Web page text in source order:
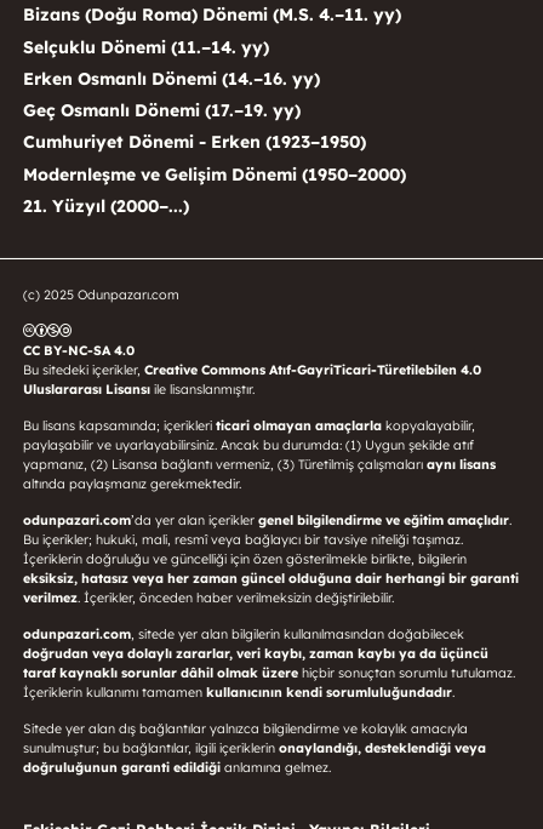
Bizans (Doğu Roma) Dönemi (M.S. 4.–11. yy)
Selçuklu Dönemi (11.–14. yy)
Erken Osmanlı Dönemi (14.–16. yy)
Geç Osmanlı Dönemi (17.–19. yy)
Cumhuriyet Dönemi - Erken (1923–1950)
Modernleşme ve Gelişim Dönemi (1950–2000)
21. Yüzyıl (2000–...)
(c) 2025 Odunpazarı.com
CC BY-NC-SA 4.0
Bu sitedeki içerikler, Creative Commons Atıf-GayriTicari-Türetilebilen 4.0
Uluslararası Lisansı ile lisanslanmıştır.
Bu lisans kapsamında; içerikleri ticari olmayan amaçlarlakopyalayabilir,
paylaşabilir ve uyarlayabilirsiniz. Ancak bu durumda: (1) Uygun şekilde atıf
yapmanız, (2) Lisansa bağlantı vermeniz, (3) Türetilmiş çalışmaları aynı lisans
altında paylaşmanız gerekmektedir.
odunpazari.com’da yer alan içerikler genel bilgilendirme ve eğitim amaçlıdır.
Bu içerikler; hukuki, mali, resmî veya bağlayıcı bir tavsiye niteliği taşımaz.
İçeriklerin doğruluğu ve güncelliği için özen gösterilmekle birlikte, bilgilerin
eksiksiz, hatasız veya her zaman güncel olduğuna dair herhangi bir garanti
verilmez. İçerikler, önceden haber verilmeksizin değiştirilebilir.
odunpazari.com, sitede yer alan bilgilerin kullanılmasından doğabilecek
doğrudan veya dolaylı zararlar, veri kaybı, zaman kaybı ya da üçüncü
taraf kaynaklı sorunlar dâhil olmak üzerehiçbir sonuçtan sorumlu tutulamaz.
İçeriklerin kullanımı tamamen kullanıcının kendi sorumluluğundadır.
Sitede yer alan dış bağlantılar yalnızca bilgilendirme ve kolaylık amacıyla
sunulmuştur; bu bağlantılar, ilgili içeriklerin onaylandığı, desteklendiği veya
doğruluğunun garanti edildiğianlamına gelmez.